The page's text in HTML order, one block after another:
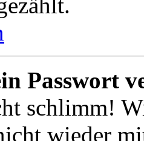
Passwort
schlimm!
wieder